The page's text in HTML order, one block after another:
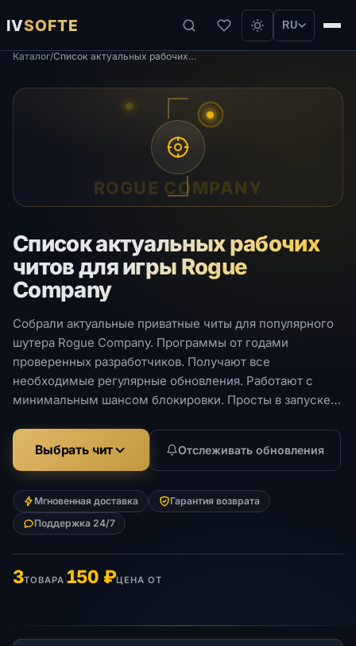
IVSOFTE RU
Каталог/ Список актуальных рабочих читов для игры Rogue Company
Список актуальных рабочих
читов для игры Rogue
Company
Собрали актуальные приватные читы для популярного
шутера Rogue Company. Программы от годами
проверенных разработчиков. Получают все
необходимые регулярные обновления. Работают с
минимальным шансом блокировки. Просты в запуске и
Выбрать чит Отслеживать обновления
Мгновенная доставка
Гарантия возврата
Поддержка 24/7
3ТОВАРА150 ₽ЦЕНА ОТ
ROGUE COMPANY